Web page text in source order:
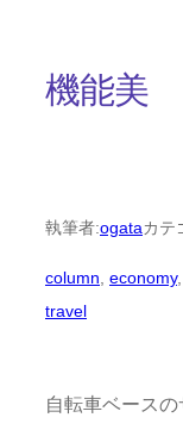
機能美
執筆者:ogataカテ
column, economy,
travel
自転車ベース